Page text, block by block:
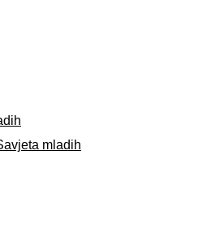
mladih